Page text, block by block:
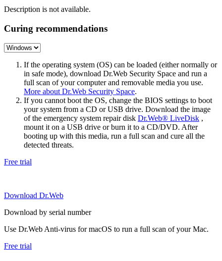
Description is not available.
Curing recommendations
If the operating system (OS) can be loaded (either normally or
in safe mode), download Dr.Web Security Space and run a
full scan of your computer and removable media you use.
More about Dr.Web Security Space.
If you cannot boot the OS, change the BIOS settings to boot
your system from a CD or USB drive. Download the image
of the emergency system repair disk Dr.Web® LiveDisk ,
mount it on a USB drive or burn it to a CD/DVD. After
booting up with this media, run a full scan and cure all the
detected threats.
Free trial
Download Dr.Web
Download by serial number
Use Dr.Web Anti-virus for macOS to run a full scan of your Mac.
Free trial